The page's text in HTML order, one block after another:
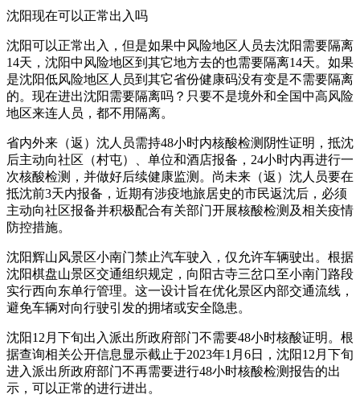
沈阳现在可以正常出入吗
沈阳可以正常出入，但是如果中风险地区人员去沈阳需要隔离
14天，沈阳中风险地区到其它地方去的也需要隔离14天。如果
是沈阳低风险地区人员到其它省份健康码没有变是不需要隔离
的。现在进出沈阳需要隔离吗？只要不是境外和全国中高风险
地区来连人员，都不用隔离。
省内外来（返）沈人员需持48小时内核酸检测阴性证明，抵沈
后主动向社区（村屯）、单位和酒店报备，24小时内再进行一
次核酸检测，并做好后续健康监测。尚未来（返）沈人员要在
抵沈前3天内报备，近期有涉疫地旅居史的市民返沈后，必须
主动向社区报备并积极配合有关部门开展核酸检测及相关疫情
防控措施。
沈阳辉山风景区小南门禁止汽车驶入，仅允许车辆驶出。根据
沈阳棋盘山景区交通组织规定，向阳古寺三岔口至小南门路段
实行西向东单行管理。这一设计旨在优化景区内部交通流线，
避免车辆对向行驶引发的拥堵或安全隐患。
沈阳12月下旬出入派出所政府部门不需要48小时核酸证明。根
据查询相关公开信息显示截止于2023年1月6日，沈阳12月下旬
进入派出所政府部门不再需要进行48小时核酸检测报告的出
示，可以正常的进行进出。